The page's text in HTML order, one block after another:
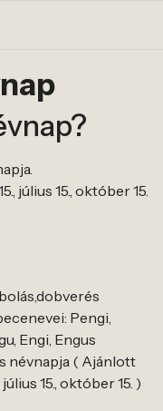
július 15., október 15.
Pengi,
Engi, Engus
névnapja ( Ajánlott
15., október 15. )